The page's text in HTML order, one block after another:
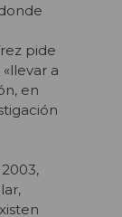
pide
a
en